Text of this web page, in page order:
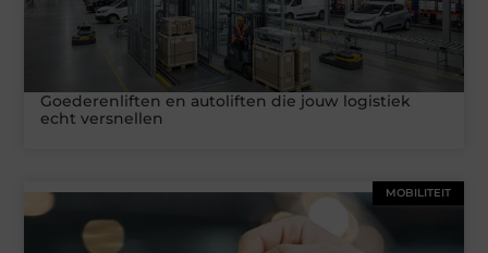
Goederenliften en autoliften die jouw logistiek
echt versnellen
MOBILITEIT